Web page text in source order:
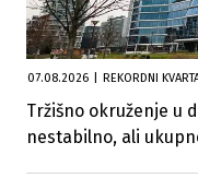
07.08.2026 REKORDNI
Tržišno okruženje u
nestabilno, ali